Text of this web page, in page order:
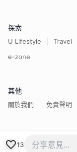
13
探索
U Lifestyle Travel
e-zone
其他
關於我們 免責聲明
香港經濟日報版權所有©